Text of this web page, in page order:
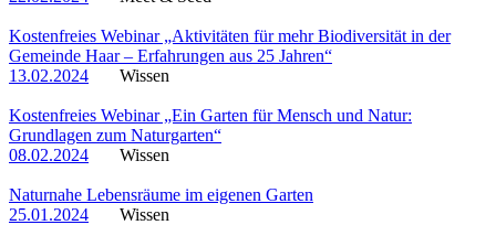
Kostenfreies Webinar „Aktivitäten für mehr Biodiversität in der
Gemeinde Haar – Erfahrungen aus 25 Jahren“
13.02.2024
Wissen
Kostenfreies Webinar „Ein Garten für Mensch und Natur:
Grundlagen zum Naturgarten“
08.02.2024
Wissen
Naturnahe Lebensräume im eigenen Garten
25.01.2024
Wissen